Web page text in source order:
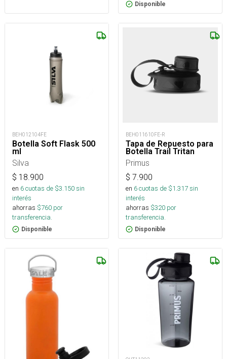
Disponible
BEH012104FE
Botella Soft Flask 500
ml
Silva
$ 18.900
en 6cuotas de $3.150sin
interés
ahorras $760 por
transferencia.
Disponible
BEH011610FE-R
Tapa de Repuesto para
Botella Trail Tritan
Primus
$ 7.900
en 6cuotas de $1.317sin
interés
ahorras $320 por
transferencia.
Disponible